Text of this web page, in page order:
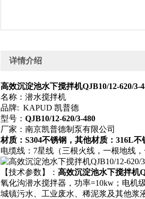
详情介绍
高效沉淀池水下搅拌机QJB10/12-620/3-
名称：潜水搅拌机
品牌: KAPUD 凯普德
型号： QJB10/12-620/3-480
厂家：南京凯普德制泵有限公司
材质：S304不锈钢，其他材质：316L
电缆线：7星线（三根火线，一根地线
【技术参数】： 高效沉淀池水下搅拌机
氧化沟潜水搅拌器，功率=10kw；电机
城镇污水、工业废水、稀泥浆及其他浆